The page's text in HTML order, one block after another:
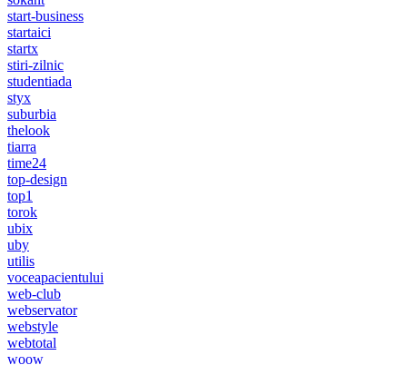
start-business
startaici
startx
stiri-zilnic
studentiada
styx
suburbia
thelook
tiarra
time24
top-design
top1
torok
ubix
uby
utilis
voceapacientului
web-club
webservator
webstyle
webtotal
woow